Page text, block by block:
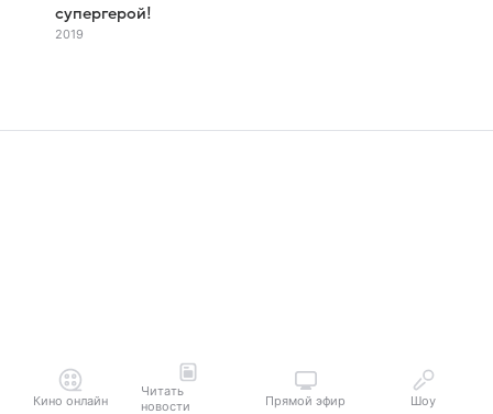
супергерой!
2019
Кино онлайн
Читать
новости
Прямой эфир Шоу